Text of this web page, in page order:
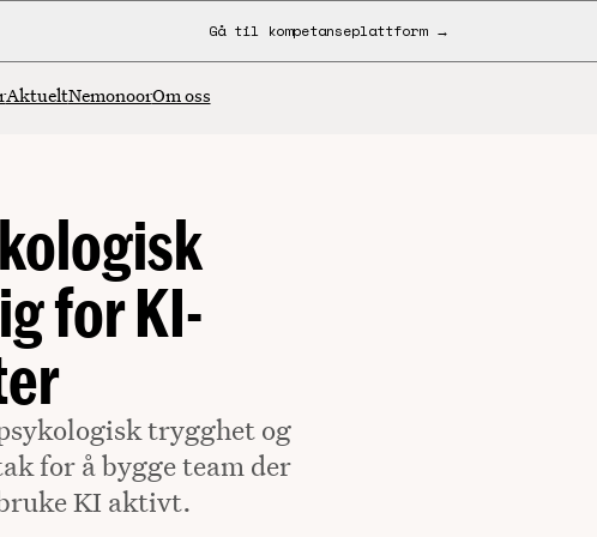
Gå til kompetanseplattform →
AktueltNemonoorOm oss
for KI-
trygghet og
for å bygge team der
KI aktivt.